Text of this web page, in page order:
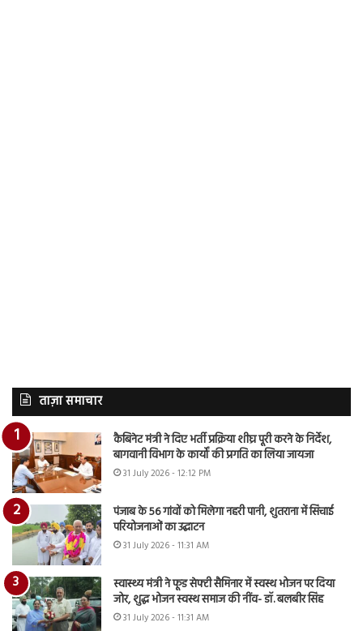
ताज़ा समाचार
कैबिनेट मंत्री ने दिए भर्ती प्रक्रिया शीघ्र पूरी करने के निर्देश,
बागवानी विभाग के कार्यों की प्रगति का लिया जायजा
31 July 2026 - 12:12 PM
पंजाब के 56 गांवों को मिलेगा नहरी पानी, शुतराना में सिंचाई
परियोजनाओं का उद्घाटन
31 July 2026 - 11:31 AM
स्वास्थ्य मंत्री ने फूड सेफ्टी सैमिनार में स्वस्थ भोजन पर दिया
जोर, शुद्ध भोजन स्वस्थ समाज की नींव- डॉ. बलबीर सिंह
31 July 2026 - 11:31 AM